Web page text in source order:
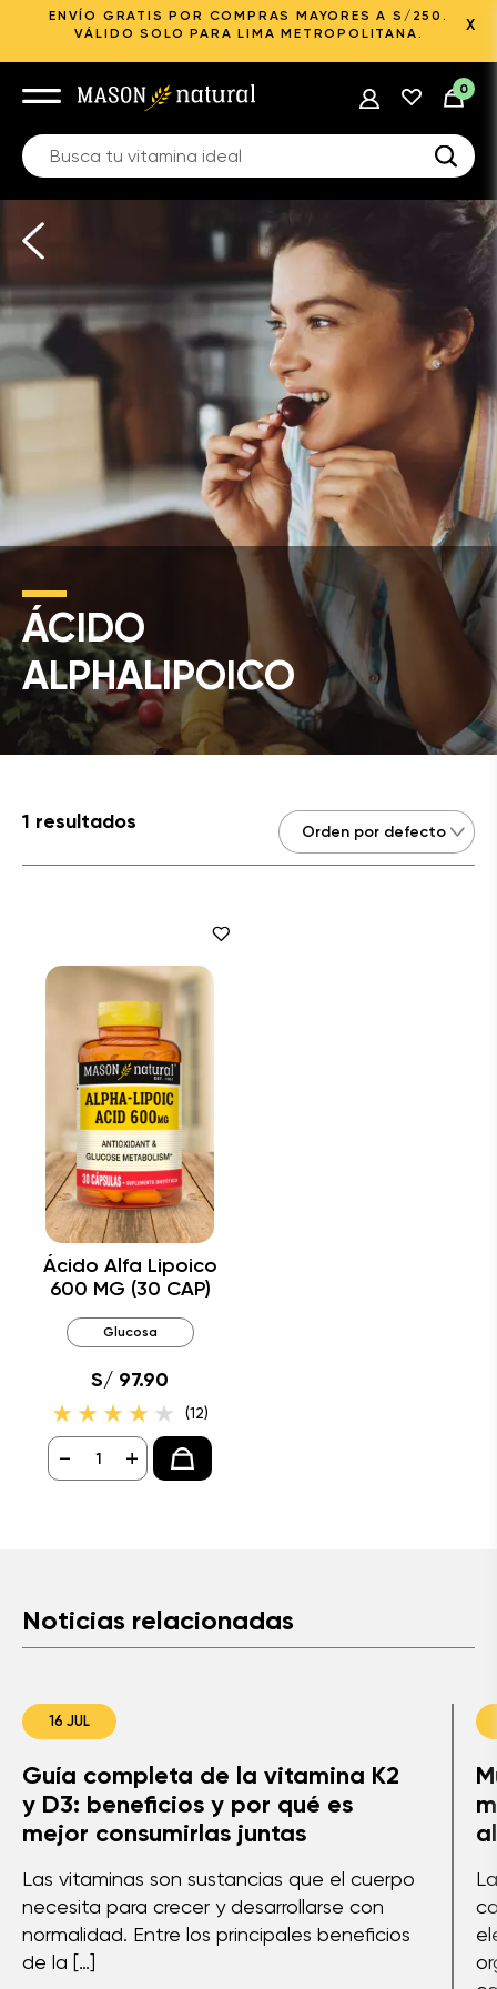
ENVÍO GRATIS POR COMPRAS MAYORES A S/250.
VÁLIDO SOLO PARA LIMA METROPOLITANA.
X
0
ÁCIDO
ALPHALIPOICO
1 resultados
Ácido Alfa Lipoico
600 MG (30 CAP)
Glucosa
S/ 97.90
(12)
- +
Noticias relacionadas
Guía completa de la vitamina K2
y D3: beneficios y por qué es
mejor consumirlas juntas
Las vitaminas son sustancias que el cuerpo
necesita para crecer y desarrollarse con
normalidad. Entre los principales beneficios
de la […]
16 JUL